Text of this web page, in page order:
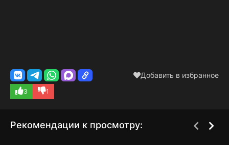
Добавить в избранное
3 1
Рекомендации к просмотру: